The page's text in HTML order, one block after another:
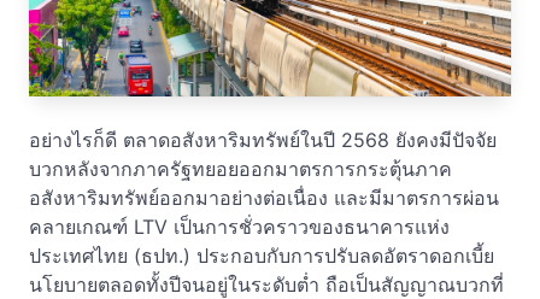
อย่างไรก็ดี ตลาดอสังหาริมทรัพย์ในปี 2568 ยังคงมีปัจจัย
บวกหลังจากภาครัฐทยอยออกมาตรการกระตุ้นภาค
อสังหาริมทรัพย์ออกมาอย่างต่อเนื่อง และมีมาตรการผ่อน
คลายเกณฑ์ LTV เป็นการชั่วคราวของธนาคารแห่ง
ประเทศไทย (ธปท.) ประกอบกับการปรับลดอัตราดอกเบี้ย
นโยบายตลอดทั้งปีจนอยู่ในระดับต่ำ ถือเป็นสัญญาณบวกที่